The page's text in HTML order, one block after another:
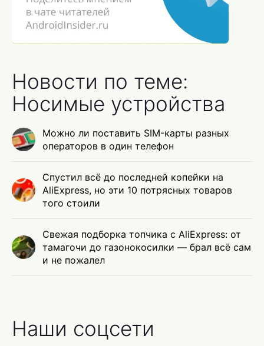
Новости по теме:
Носимые устройства
Можно ли поставить SIM-карты разных
операторов в один телефон
Спустил всё до последней копейки на
AliExpress, но эти 10 потрясных товаров
того стоили
Свежая подборка топчика с AliExpress: от
тамагочи до газонокосилки — брал всё сам
и не пожалел
Наши соцсети